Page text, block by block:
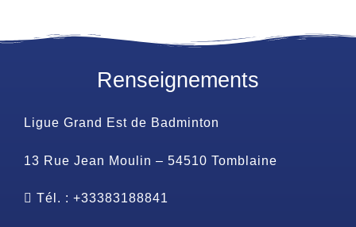
Renseignements
Ligue Grand Est de Badminton
13 Rue Jean Moulin – 54510 Tomblaine
Tél. : +33383188841